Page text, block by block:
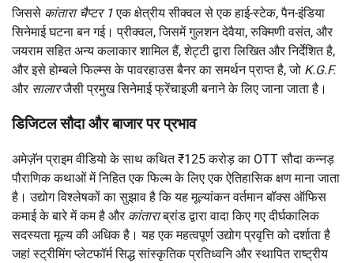
जिससे कांतारा चैप्टर 1एक क्षेत्रीय सीक्वल से एक हाई-स्टेक, पैन-इंडिया
सिनेमाई घटना बन गई। प्रीक्वल, जिसमें गुलशन देवैया, रुक्मिणी वसंत, और
जयराम सहित अन्य कलाकार शामिल हैं, शेट्टी द्वारा लिखित और निर्देशित है,
और इसे होम्बले फिल्म्स के पावरहाउस बैनर का समर्थन प्राप्त है, जो K.G.F.
और सालारजैसी प्रमुख सिनेमाई फ्रेंचाइजी बनाने के लिए जाना जाता है।
डिजिटल सौदा और बाजार पर प्रभाव
अमेज़ॅन प्राइम वीडियो के साथ कथित ₹125 करोड़ का OTT सौदा कन्नड़
पौराणिक कथाओं में निहित एक फिल्म के लिए एक ऐतिहासिक क्षण माना जाता
है। उद्योग विश्लेषकों का सुझाव है कि यह मूल्यांकन वर्तमान बॉक्स ऑफिस
कमाई के बारे में कम है और कांताराब्रांड द्वारा वादा किए गए दीर्घकालिक
सदस्यता मूल्य की अधिक है। यह एक महत्वपूर्ण उद्योग प्रवृत्ति को दर्शाता है
जहां स्ट्रीमिंग प्लेटफॉर्म सिद्ध सांस्कृतिक प्रतिध्वनि और स्थापित राष्ट्रीय